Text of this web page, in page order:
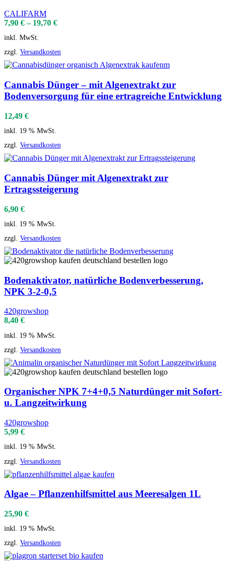
CALIFARM
7,90 €– 19,70 €
inkl. MwSt.
zzgl. Versandkosten
Cannabis Dünger – mit Algenextrakt zur
Bodenversorgung für eine ertragreiche Entwicklung
12,49 €
inkl. 19 % MwSt.
zzgl. Versandkosten
Cannabis Dünger mit Algenextrakt zur
Ertragssteigerung
6,90 €
inkl. 19 % MwSt.
zzgl. Versandkosten
Bodenaktivator, natürliche Bodenverbesserung,
NPK 3-2-0,5
420growshop
8,40 €
inkl. 19 % MwSt.
zzgl. Versandkosten
Organischer NPK 7+4+0,5 Naturdünger mit Sofort-
u. Langzeitwirkung
420growshop
5,99 €
inkl. 19 % MwSt.
zzgl. Versandkosten
Algae – Pflanzenhilfsmittel aus Meeresalgen 1L
25,90 €
inkl. 19 % MwSt.
zzgl. Versandkosten